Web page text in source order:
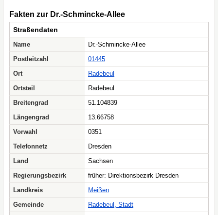
Fakten zur Dr.-Schmincke-Allee
Straßendaten
Name
Dr.-Schmincke-Allee
Postleitzahl
01445
Ort
Radebeul
Ortsteil
Radebeul
Breitengrad
51.104839
Längengrad
13.66758
Vorwahl
0351
Telefonnetz
Dresden
Land
Sachsen
Regierungsbezirk
früher: Direktionsbezirk Dresden
Landkreis
Meißen
Gemeinde
Radebeul, Stadt